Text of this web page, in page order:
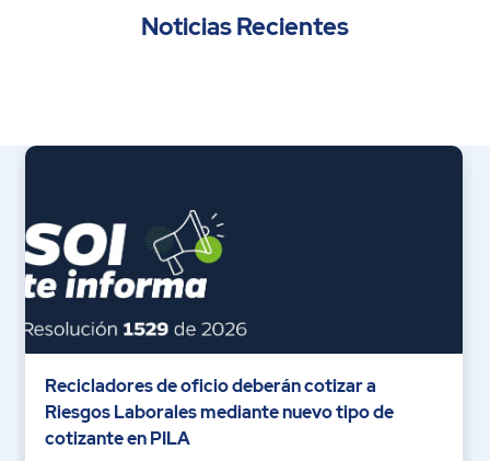
Noticias Recientes
Recicladores de oficio deberán cotizar a
Riesgos Laborales mediante nuevo tipo de
cotizante en PILA